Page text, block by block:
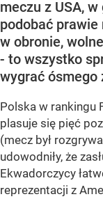
meczu z USA,
podobać
w obronie,
- to wszystko
wygrać ósmego
Polska w rankingu
plasuje się pięć
(mecz był
udowodniły, że
Ekwadorczycy
reprezentacji z